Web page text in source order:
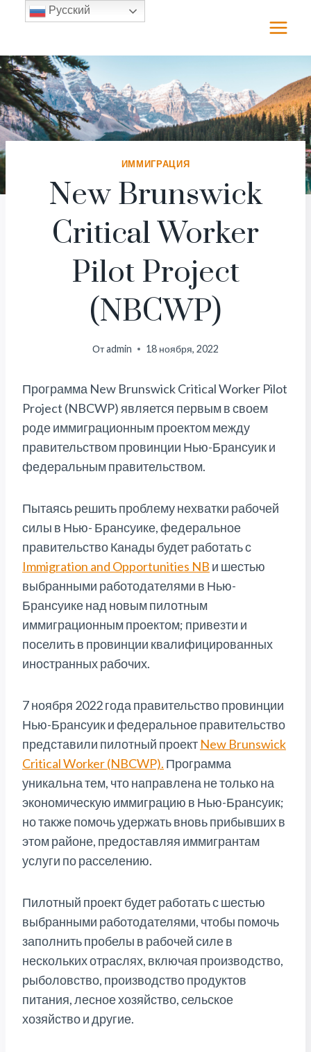
Перейти
ИММИГРАЦИЯ
New Brunswick
Critical Worker
Pilot Project
(NBCWP)
Отadmin 18 ноября, 2022
Программа New Brunswick Critical Worker Pilot
Project (NBCWP) является первым в своем
роде иммиграционным проектом между
правительством провинции Нью-Брансуик и
федеральным правительством.
Пытаясь решить проблему нехватки рабочей
силы в Нью- Брансуике, федеральное
правительство Канады будет работать с
Immigration and Opportunities NB и шестью
выбранными работодателями в Нью-
Брансуике над новым пилотным
иммиграционным проектом; привезти и
поселить в провинции квалифицированных
иностранных рабочих.
7 ноября 2022 года правительство провинции
Нью-Брансуик и федеральное правительство
представили пилотный проект New Brunswick
Critical Worker (NBCWP). Программа
уникальна тем, что направлена не только на
экономическую иммиграцию в Нью-Брансуик;
но также помочь удержать вновь прибывших в
этом районе, предоставляя иммигрантам
услуги по расселению.
Пилотный проект будет работать с шестью
выбранными работодателями, чтобы помочь
заполнить пробелы в рабочей силе в
нескольких отраслях, включая производство,
рыболовство, производство продуктов
питания, лесное хозяйство, сельское
хозяйство и другие.
Русский